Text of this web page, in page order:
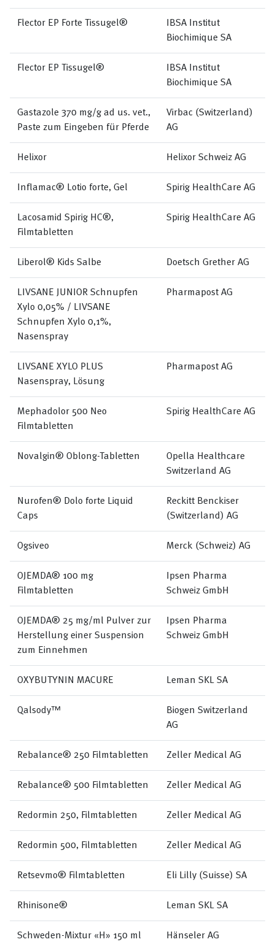
Flector EP Forte Tissugel®
IBSA Institut
Biochimique SA
Flector EP Tissugel®
IBSA Institut
Biochimique SA
Gastazole 370 mg/g ad us. vet.,
Paste zum Eingeben für Pferde
Virbac (Switzerland)
AG
Helixor Helixor Schweiz AG
Inflamac® Lotio forte, Gel Spirig HealthCare AG
Lacosamid Spirig HC®,
Filmtabletten
Spirig HealthCare AG
Liberol® Kids Salbe Doetsch Grether AG
LIVSANE JUNIOR Schnupfen
Xylo 0,05% / LIVSANE
Schnupfen Xylo 0,1%,
Nasenspray
Pharmapost AG
LIVSANE XYLO PLUS
Nasenspray, Lösung
Pharmapost AG
Mephadolor 500 Neo
Filmtabletten
Spirig HealthCare AG
Novalgin® Oblong-Tabletten
Opella Healthcare
Switzerland AG
Nurofen® Dolo forte Liquid
Caps
Reckitt Benckiser
(Switzerland) AG
Ogsiveo Merck (Schweiz) AG
OJEMDA® 100 mg
Filmtabletten
Ipsen Pharma
Schweiz GmbH
OJEMDA® 25 mg/ml Pulver zur
Herstellung einer Suspension
zum Einnehmen
Ipsen Pharma
Schweiz GmbH
OXYBUTYNIN MACURE Leman SKL SA
Qalsody™
Biogen Switzerland
AG
Rebalance® 250 Filmtabletten Zeller Medical AG
Rebalance® 500 Filmtabletten Zeller Medical AG
Redormin 250, Filmtabletten Zeller Medical AG
Redormin 500, Filmtabletten Zeller Medical AG
Retsevmo® Filmtabletten Eli Lilly (Suisse) SA
Rhinisone® Leman SKL SA
Schweden-Mixtur «H» 150 ml Hänseler AG